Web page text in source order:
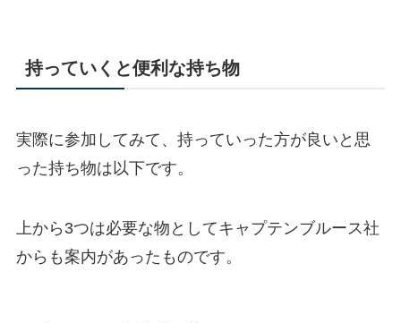
持っていくと便利な持ち物
実際に参加してみて、持っていった方が良いと思
った持ち物は以下です。
上から3つは必要な物としてキャプテンブルース社
からも案内があったものです。